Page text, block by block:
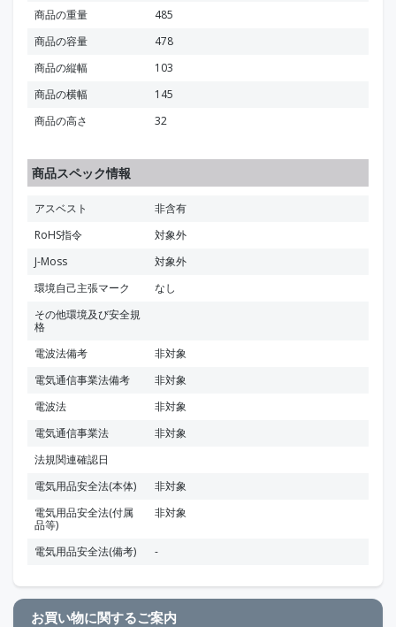
商品の重量
485
商品の容量
478
商品の縦幅
103
商品の横幅
145
商品の高さ
32
商品スペック情報
アスベスト
非含有
RoHS指令
対象外
J-Moss
対象外
環境自己主張マーク
なし
その他環境及び安全規
格
電波法備考
非対象
電気通信事業法備考
非対象
電波法
非対象
電気通信事業法
非対象
法規関連確認日
電気用品安全法(本体)
非対象
電気用品安全法(付属
品等)
非対象
電気用品安全法(備考) -
お買い物に関するご案内